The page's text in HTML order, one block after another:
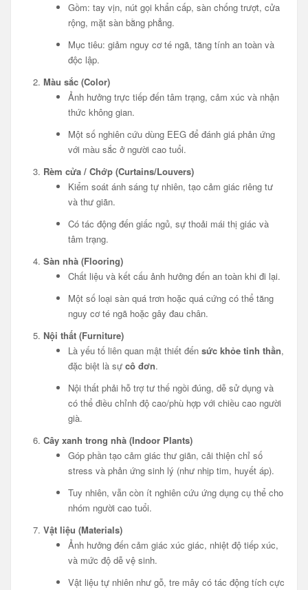
Gồm: tay vịn, nút gọi khẩn cấp, sàn chống trượt, cửa
rộng, mặt sàn bằng phẳng.
Mục tiêu: giảm nguy cơ té ngã, tăng tính an toàn và
độc lập.
Màu sắc (Color)
Ảnh hưởng trực tiếp đến tâm trạng, cảm xúc và nhận
thức không gian.
Một số nghiên cứu dùng EEG để đánh giá phản ứng
với màu sắc ở người cao tuổi.
Rèm cửa / Chớp (Curtains/Louvers)
Kiểm soát ánh sáng tự nhiên, tạo cảm giác riêng tư
và thư giãn.
Có tác động đến giấc ngủ, sự thoải mái thị giác và
tâm trạng.
Sàn nhà (Flooring)
Chất liệu và kết cấu ảnh hưởng đến an toàn khi đi lại.
Một số loại sàn quá trơn hoặc quá cứng có thể tăng
nguy cơ té ngã hoặc gây đau chân.
Nội thất (Furniture)
Là yếu tố liên quan mật thiết đến sức khỏe tinh thần,
đặc biệt là sự cô đơn.
Nội thất phải hỗ trợ tư thế ngồi đúng, dễ sử dụng và
có thể điều chỉnh độ cao/phù hợp với chiều cao người
già.
Cây xanh trong nhà (Indoor Plants)
Góp phần tạo cảm giác thư giãn, cải thiện chỉ số
stress và phản ứng sinh lý (như nhịp tim, huyết áp).
Tuy nhiên, vẫn còn ít nghiên cứu ứng dụng cụ thể cho
nhóm người cao tuổi.
Vật liệu (Materials)
Ảnh hưởng đến cảm giác xúc giác, nhiệt độ tiếp xúc,
và mức độ dễ vệ sinh.
Vật liệu tự nhiên như gỗ, tre mây có tác động tích cực